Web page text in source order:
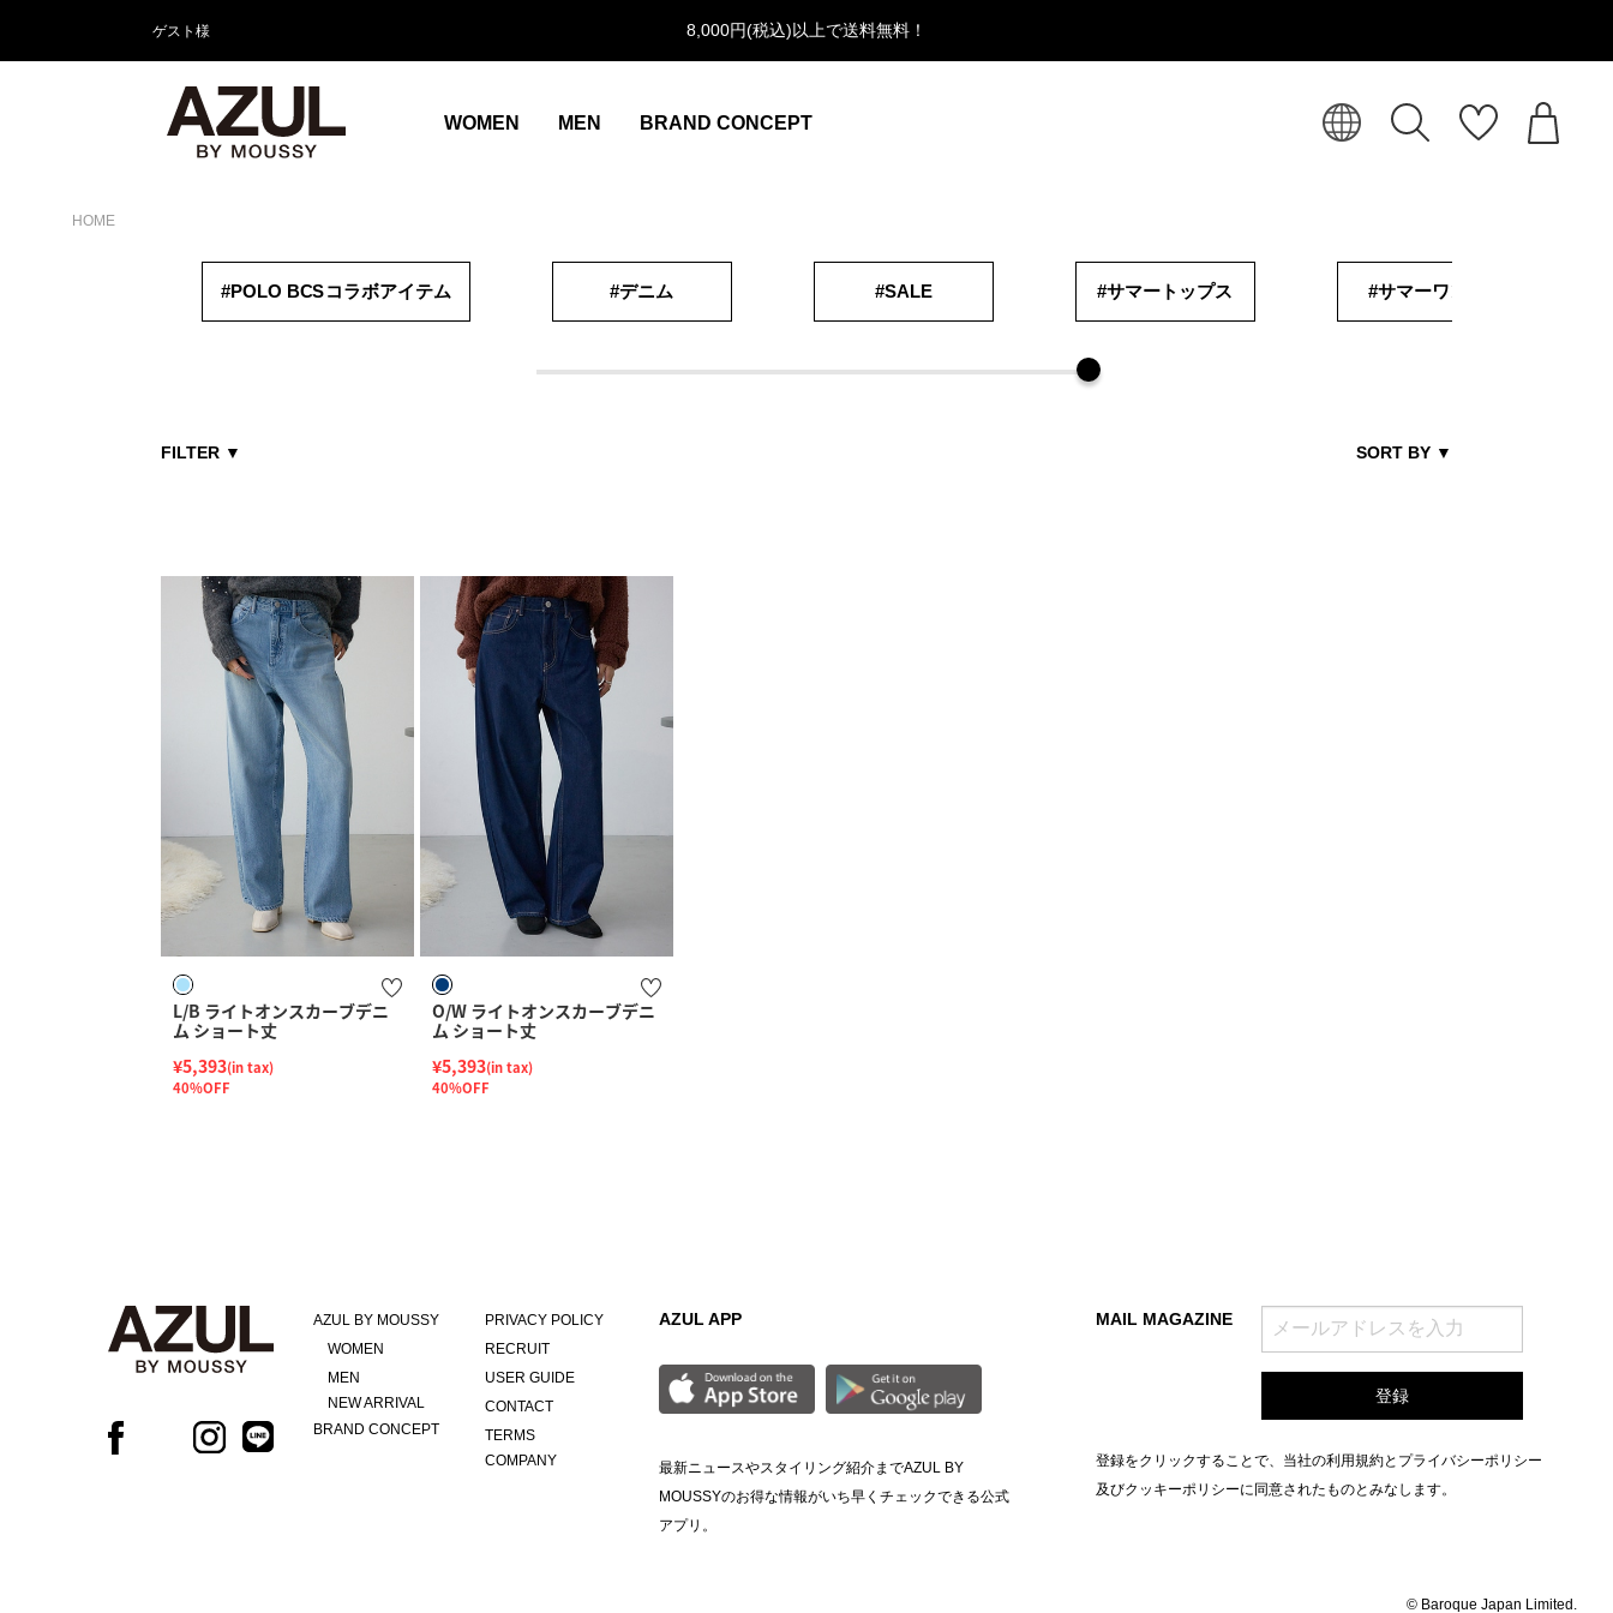
ゲスト様 8,000円(税込)以上で送料無料！
WOMEN MEN BRAND CONCEPT
HOME
#POLO BCS コラボアイテム #デニム #SALE #サマートップス #サマーワンピ
FILTER ▼ SORT BY ▼
L/B ライトオンスカーブデニ
ム ショート丈
¥5,393(in tax)
40%OFF
O/W ライトオンスカーブデニ
ム ショート丈
¥5,393(in tax)
40%OFF
AZUL BY MOUSSY
WOMEN
MEN
NEW ARRIVAL
BRAND CONCEPT
PRIVACY POLICY
RECRUIT
USER GUIDE
CONTACT
TERMS
COMPANY
AZUL APP
最新ニュースやスタイリング紹介までAZUL BY
MOUSSYのお得な情報がいち早くチェックできる公式
アプリ。
MAIL MAGAZINE
登録をクリックすることで、当社の利用規約と プライバシーポリシー
及びクッキーポリシーに同意されたものとみなします。
© Baroque Japan Limited.